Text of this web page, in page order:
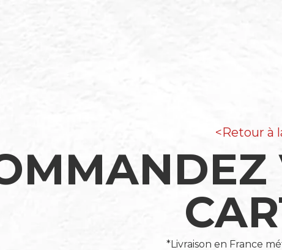
<Retour à
*Livraison en France